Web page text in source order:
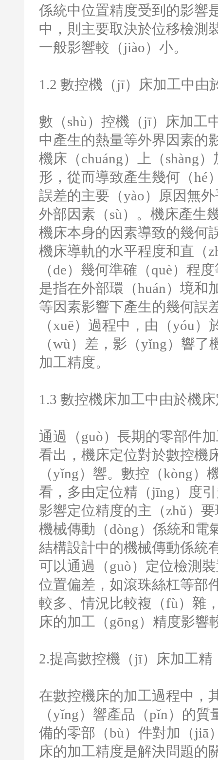
係統中位置精度受到的影響
中，則主要取決於位移檢測
一般影響較（jiào）小。
1.2 數控機（jī）床加工中由
數（shù）控機（jī）床加工
中產生的熱量等外界因素的
機床（chuáng）上（shàng
形，從而導致產生幾何（hé
誤差的主要（yào）原因無
外部因素（sù）。機床產生
機床本身的因素導致的幾何
機床導軌的水平程度和直（
（de）幾何準確（què）程
是指在外部環（huán）境和
等因素影響下產生的幾何誤
（xuē）過程中，由（yóu
（wù）差，影（yǐng）響
加工精度。
1.3 數控機床加工中由於機
通過（guò）長期的零部件
看出，機床定位對於數控機
（yǐng）響。數控（kòng
看，多由定位精（jīng）度
影響定位精度的主（zhǔ）
機械傳動（dòng）係統和電
結構設計中的機械傳動係統
可以通過（guò）定位檢測
位置偏差，如滾珠絲杠等部
較多、情況比較複（fù）雜
床的加工（gōng）精度影響
2.提高數控機（jī）床加工精
在數控機床的加工過程中，
（yǐng）響產品（pǐn）的
備的零部（bù）件對加（jiā
床的加工精度是解決問題的